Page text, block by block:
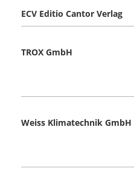
ECV Editio Cantor Verlag
TROX GmbH
Weiss Klimatechnik GmbH